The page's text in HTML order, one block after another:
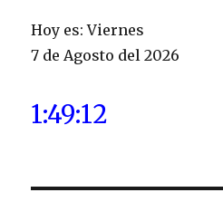
Hoy es: Viernes
7 de Agosto del 2026
1:49:13